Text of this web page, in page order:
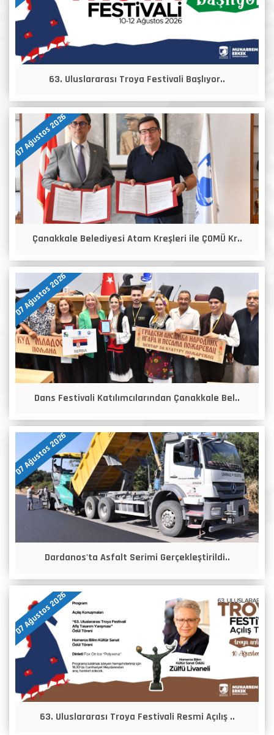
63. Uluslararası Troya Festivali Başlıyor..
07 Ağustos 2026
Çanakkale Belediyesi Atam Kreşleri ile ÇOMÜ Kr..
07 Ağustos 2026
Dans Festivali Katılımcılarından Çanakkale Bel..
07 Ağustos 2026
Dardanos'ta Asfalt Serimi Gerçekleştirildi..
07 Ağustos 2026
63. Uluslararası Troya Festivali Resmi Açılış ..